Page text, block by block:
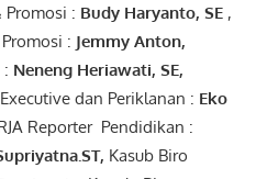
Promosi : Budy Haryanto, SE,
: Jemmy Anton,
Neneng Heriawati, SE,
dan Periklanan : Eko
Reporter Pendidikan :
.ST, Kasub Biro